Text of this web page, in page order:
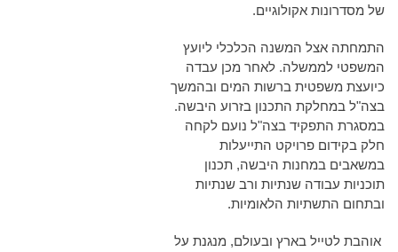
של מסדרונות אקולוגיים.
התמחתה אצל המשנה הכלכלי ליועץ
המשפטי לממשלה. לאחר מכן עבדה
כיועצת משפטית ברשות המים ובהמשך
בצה"ל במחלקת התכנון בזרוע היבשה.
במסגרת התפקיד בצה"ל נועם לקחה
חלק בקידום פרויקט התייעלות
במשאבים במחנות היבשה, תכנון
תוכניות עבודה שנתיות ורב שנתיות
ובתחום התשתיות הלאומיות.
אוהבת לטייל בארץ ובעולם, מנגנת על